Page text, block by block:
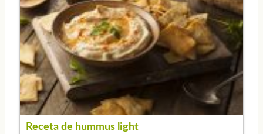
Receta de hummus light